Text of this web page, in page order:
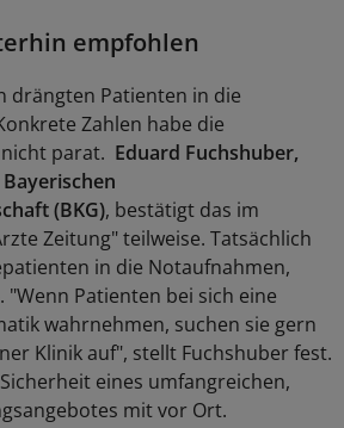
empfohlen
drängten Patienten in die
Zahlen habe die
parat. Eduard Fuchshuber,
(BKG), bestätigt das im
Zeitung" teilweise. Tatsächlich
in die Notaufnahmen,
"Wenn Patienten bei sich eine
wahrnehmen, suchen sie gern
Klinik auf", stellt Fuchshuber fest.
eines umfangreichen,
mit vor Ort.